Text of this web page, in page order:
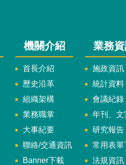
機關介紹
首長介紹
歷史沿革
組織架構
業務職掌
大事紀要
聯絡/交通資訊
Banner下載
業務
施政資訊
統計資料
會議紀錄
年刊、文宣及出
研究報告
常用表單
法規資訊